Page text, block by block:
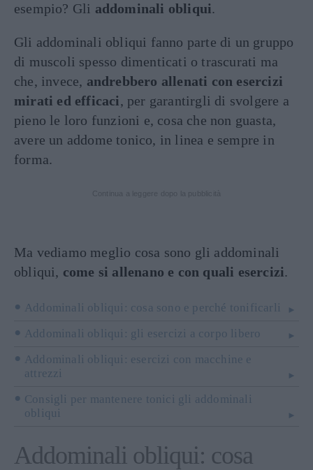
esempio? Gli addominali obliqui.
Gli addominali obliqui fanno parte di un gruppo
di muscoli spesso dimenticati o trascurati ma
che, invece, andrebbero allenati con esercizi
mirati ed efficaci, per garantirgli di svolgere a
pieno le loro funzioni e, cosa che non guasta,
avere un addome tonico, in linea e sempre in
forma.
Ma vediamo meglio cosa sono gli addominali
obliqui, come si allenano e con quali esercizi.
Addominali obliqui: cosa sono e perché tonificarli
Addominali obliqui: gli esercizi a corpo libero
Addominali obliqui: esercizi con macchine e
attrezzi
Consigli per mantenere tonici gli addominali
obliqui
Addominali obliqui: cosa